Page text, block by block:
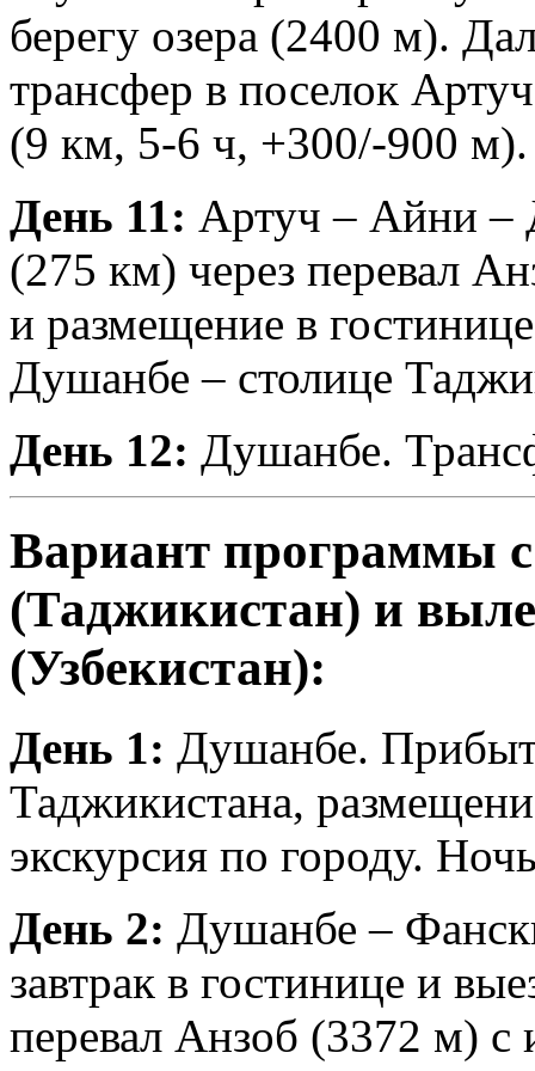
берегу озера (2400 м).
трансфер в поселок
(9 км, 5-6 ч, +300/-900 м).
День 11: Артуч – Айни –
(275 км) через перевал
и размещение в
Душанбе – столице
День 12: Душанбе.
Вариант программы
(Таджикистан) и
(Узбекистан):
День 1: Душанбе.
Таджикистана,
экскурсия по городу.
День 2: Душанбе –
завтрак в гостинице и
перевал Анзоб (3372 м) с